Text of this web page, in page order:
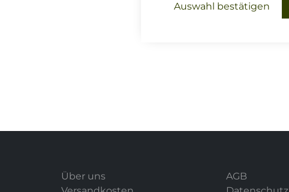
Auswahl bestätigen
Über uns
AGB